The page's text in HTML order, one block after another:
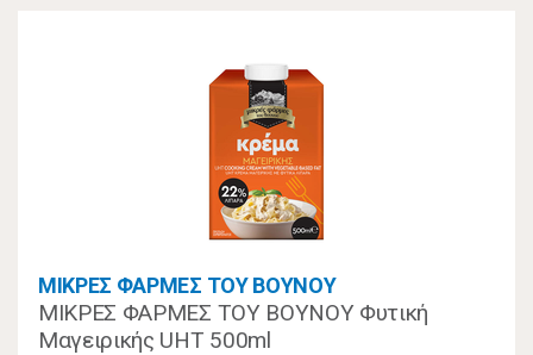
ΜΙΚΡΕΣ ΦΑΡΜΕΣ ΤΟΥ ΒΟΥΝΟΥ
ΜΙΚΡΕΣ ΦΑΡΜΕΣ ΤΟΥ ΒΟΥΝΟΥ Φυτική
Μαγειρικής UHT 500ml